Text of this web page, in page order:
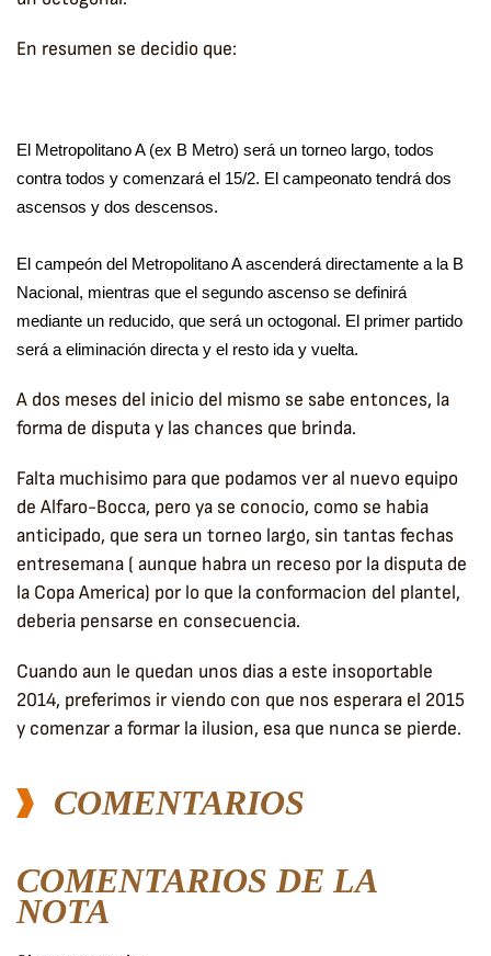
En resumen se decidio que:
El Metropolitano A (ex B Metro) será un torneo largo, todos
contra todos y comenzará el 15/2. El campeonato tendrá dos
ascensos y dos descensos.
El campeón del Metropolitano A ascenderá directamente a la B
Nacional, mientras que el segundo ascenso se definirá
mediante un reducido, que será un octogonal. El primer partido
será a eliminación directa y el resto ida y vuelta.
A dos meses del inicio del mismo se sabe entonces, la
forma de disputa y las chances que brinda.
Falta muchisimo para que podamos ver al nuevo equipo
de Alfaro-Bocca, pero ya se conocio, como se habia
anticipado, que sera un torneo largo, sin tantas fechas
entresemana ( aunque habra un receso por la disputa de
la Copa America) por lo que la conformacion del plantel,
deberia pensarse en consecuencia.
Cuando aun le quedan unos dias a este insoportable
2014, preferimos ir viendo con que nos esperara el 2015
y comenzar a formar la ilusion, esa que nunca se pierde.
COMENTARIOS
COMENTARIOS DE LA
NOTA